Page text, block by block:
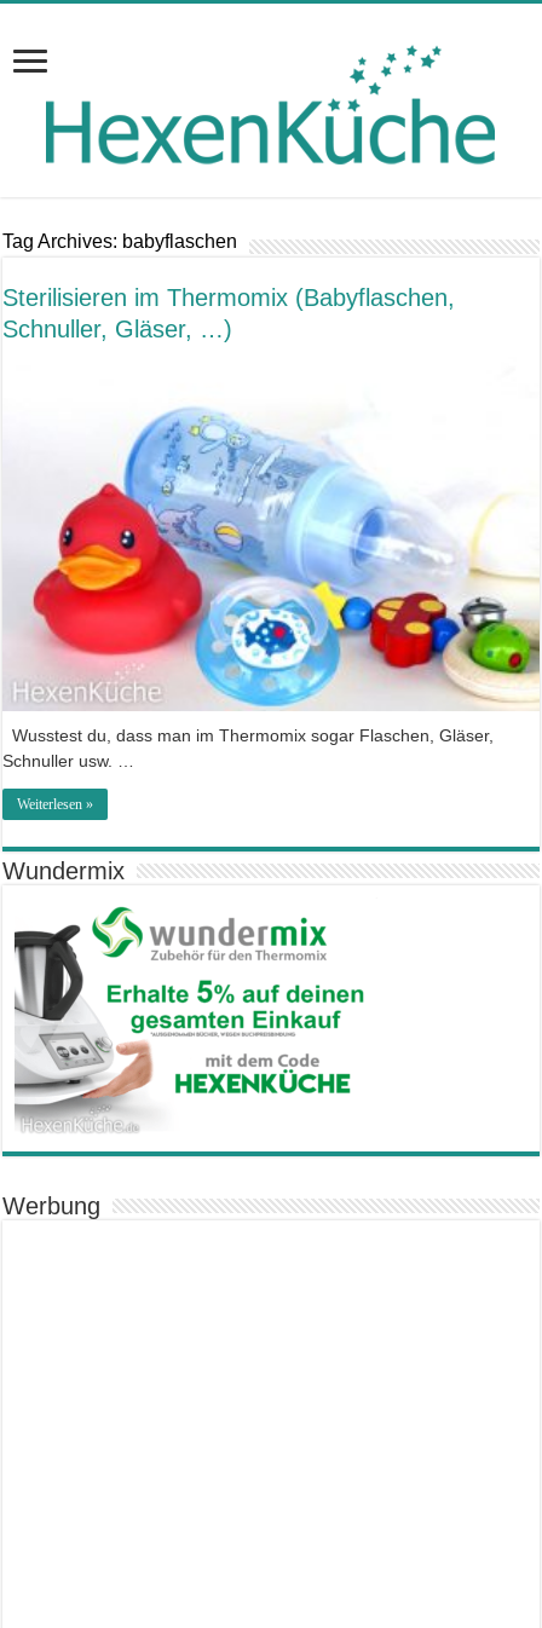
Tag Archives: babyflaschen
Sterilisieren im Thermomix (Babyflaschen,
Schnuller, Gläser, …)
Wusstest du, dass man im Thermomix sogar Flaschen, Gläser,
Schnuller usw. …
Weiterlesen »
Wundermix
Werbung